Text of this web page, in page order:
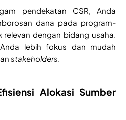
pendekatan CSR, Anda
dana pada program-
dengan bidang usaha.
lebih fokus dan mudah
stakeholders
Alokasi Sumber